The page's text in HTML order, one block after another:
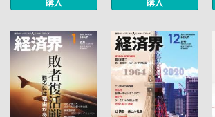
購入 購入